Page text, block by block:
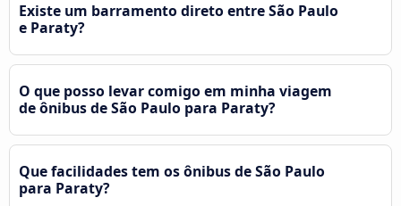
Existe um barramento direto entre São Paulo
e Paraty?
O que posso levar comigo em minha viagem
de ônibus de São Paulo para Paraty?
Que facilidades tem os ônibus de São Paulo
para Paraty?